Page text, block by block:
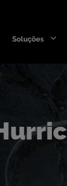
Soluções